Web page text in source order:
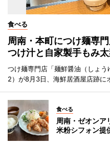
食べる
周南・本町につけ麺専
つけ汁と自家製手もみ
つけ麺専門店「麺鮮醤油（しょ
2）が8月3日、海鮮居酒屋店跡に
食べる
周南・ゼオン
米粉シフォン提